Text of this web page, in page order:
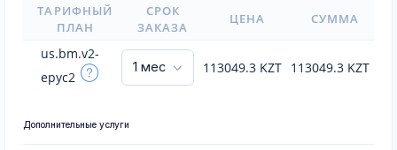
ТАРИФНЫЙ
ПЛАН
СРОК
ЗАКАЗА
ЦЕНА СУММА
us.bm.v2-
epyc2
113049.3 KZT 113049.3 KZT
Дополнительные услуги